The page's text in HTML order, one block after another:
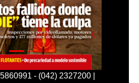
- (042) 2327200 |